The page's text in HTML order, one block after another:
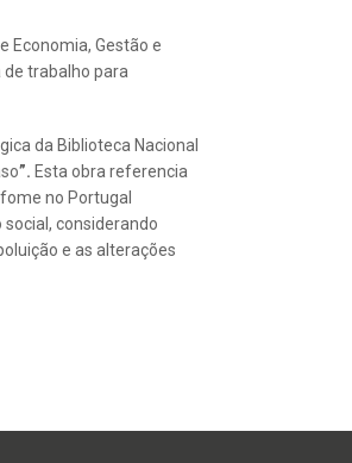
Economia, Gestão e
de trabalho para
da Biblioteca Nacional
”. Esta obra referencia
no Portugal
considerando
e as alterações